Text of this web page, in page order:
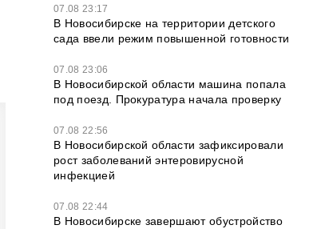
07.08 23:17
В Новосибирске на территории детского
сада ввели режим повышенной готовности
07.08 23:06
В Новосибирской области машина попала
под поезд. Прокуратура начала проверку
07.08 22:56
В Новосибирской области зафиксировали
рост заболеваний энтеровирусной
инфекцией
07.08 22:44
В Новосибирске завершают обустройство